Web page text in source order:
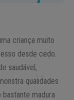
criança muito
desde cedo.
saudável,
qualidades
bastante madura